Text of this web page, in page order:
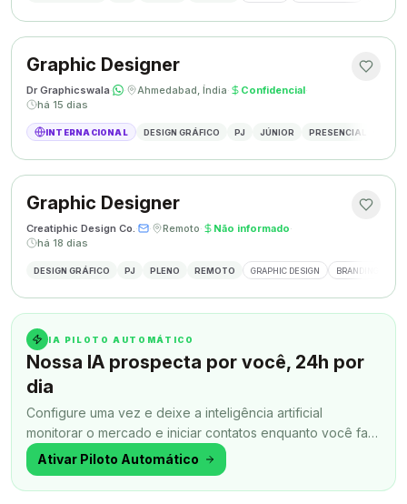
Graphic Designer
Dr Graphicswala· · Ahmedabad, Índia· Confidencial·
há 15 dias
INTERNACIONAL DESIGN GRÁFICO PJ JÚNIOR PRESENCIAL
Graphic Designer
Creatiphic Design Co.· · Remoto· Não informado·
há 18 dias
DESIGN GRÁFICO PJ PLENO REMOTO GRAPHIC DESIGN BRANDING
IA PILOTO AUTOMÁTICO
Nossa IA prospecta por você, 24h por
dia
Configure uma vez e deixe a inteligência artificial
monitorar o mercado e iniciar contatos enquanto você faz
outra coisa.
Ativar Piloto Automático